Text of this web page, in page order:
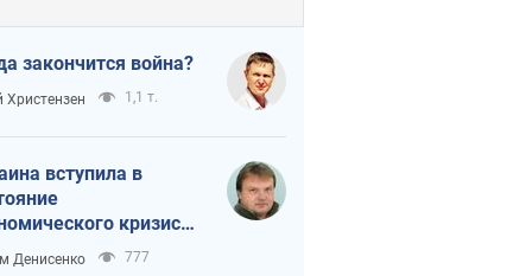
закончится война?
Христензен 1,1 т.
вступила в
кризиса.
ли свет в конце
Денисенко 777